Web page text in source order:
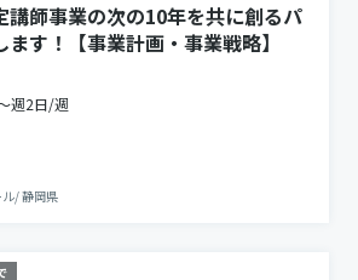
講師事業の次の10年を共に創るパ
す！【事業計画・事業戦略】
週2日/週
/静岡県